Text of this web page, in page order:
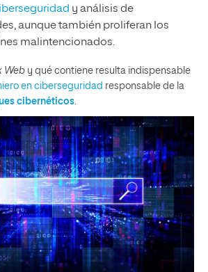
y análisis de
aunque también proliferan los
malintencionados.
Web y qué contiene resulta indispensable
en ciberseguridad responsable de la
cibernéticos